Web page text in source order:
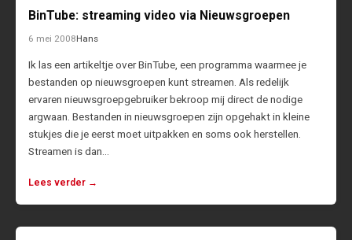
BinTube: streaming video via Nieuwsgroepen
6 mei 2008Hans
Ik las een artikeltje over BinTube, een programma waarmee je
bestanden op nieuwsgroepen kunt streamen. Als redelijk
ervaren nieuwsgroepgebruiker bekroop mij direct de nodige
argwaan. Bestanden in nieuwsgroepen zijn opgehakt in kleine
stukjes die je eerst moet uitpakken en soms ook herstellen.
Streamen is dan…
Lees verder →